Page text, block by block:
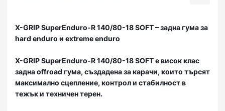
X-GRIP SuperEnduro-R 140/80-18 SOFT – задна гума за
hard enduro и extreme enduro
X-GRIP SuperEnduro-R 140/80-18 SOFTе висок клас
задна offroad гума, създадена за карачи, които търсят
максимално сцепление, контрол и стабилност в
тежък и техничен терен.